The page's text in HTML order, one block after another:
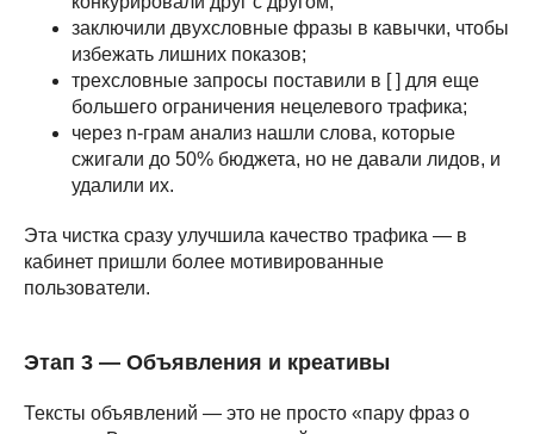
заключили двухсловные фразы в кавычки, чтобы
избежать лишних показов;
трехсловные запросы поставили в [ ] для еще
большего ограничения нецелевого трафика;
через n-грам анализ нашли слова, которые
сжигали до 50% бюджета, но не давали лидов, и
удалили их.
Эта чистка сразу улучшила качество трафика — в
кабинет пришли более мотивированные
пользователи.
Этап 3 — Объявления и креативы
Тексты объявлений — это не просто «пару фраз о